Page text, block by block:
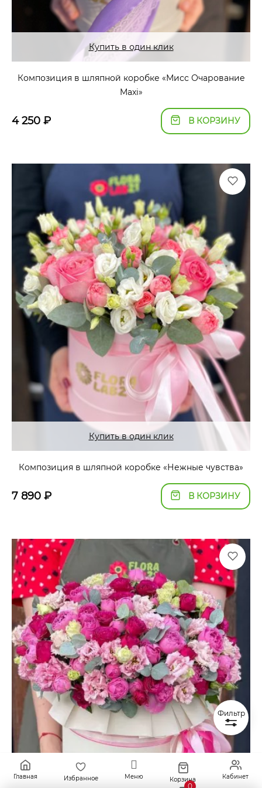
Главная Избранное Меню Корзина
0
Кабинет
Купить в один клик
Композиция в шляпной коробке «Мисс Очарование
Maxi»
4 250 ₽ В КОРЗИНУ
Купить в один клик
Композиция в шляпной коробке «Нежные чувства»
7 890 ₽ В КОРЗИНУ
Фильтр